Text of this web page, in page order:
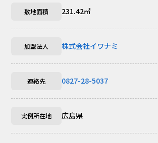
敷地面積 231.42㎡
加盟法人 株式会社イワナミ
連絡先 0827-28-5037
実例所在地 広島県